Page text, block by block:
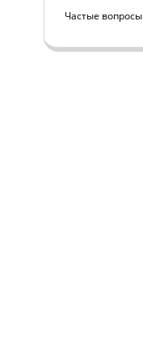
Частые вопросы